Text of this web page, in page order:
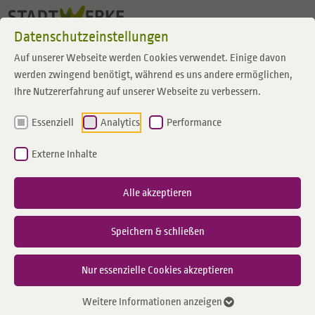
Datenschutzeinstellungen
Auf unserer Webseite werden Cookies verwendet. Einige davon
werden zwingend benötigt, während es uns andere ermöglichen,
Ihre Nutzererfahrung auf unserer Webseite zu verbessern.
Essenziell Analytics Performance
Externe Inhalte
Alle akzeptieren
Speichern & schließen
Nur essenzielle Cookies akzeptieren
Weitere Informationen anzeigen
Zum Inhalt springen